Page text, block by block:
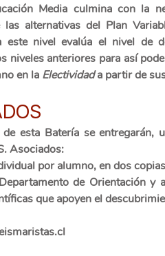
Media culmina con la
las alternativas del Plan
este nivel evalúa el nivel de
niveles anteriores para así
en la Electividad a partir de
esta Batería se
Asociados:
por alumno, en dos
de Orientación y
que apoyen el